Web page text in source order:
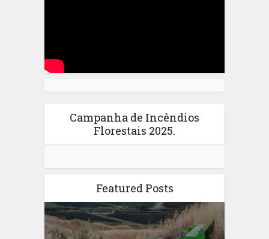
Campanha de Incêndios
Florestais 2025.
Featured Posts